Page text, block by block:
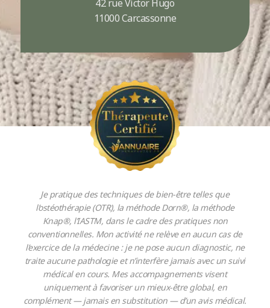
42 rue Victor Hugo
11000 Carcassonne
Je pratique des techniques de bien-être telles que
l’ostéothérapie (OTR), la méthode Dorn®, la méthode
Knap®, l’IASTM, dans le cadre des pratiques non
conventionnelles. Mon activité ne relève en aucun cas de
l’exercice de la médecine : je ne pose aucun diagnostic, ne
traite aucune pathologie et n’interfère jamais avec un suivi
médical en cours. Mes accompagnements visent
uniquement à favoriser un mieux-être global, en
complément — jamais en substitution — d’un avis médical.